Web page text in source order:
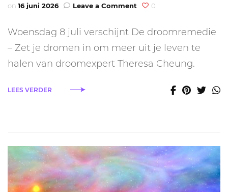
on 16 juni 2026 Leave a Comment on
droomremedie
van
Theresa
Cheung
te
begrijpen
0
Woensdag 8 juli verschijnt De droomremedie
– Zet je dromen in om meer uit je leven te
halen van droomexpert Theresa Cheung.
LEES VERDER